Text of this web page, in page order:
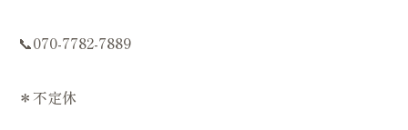
📞070-7782-7889
＊不定休